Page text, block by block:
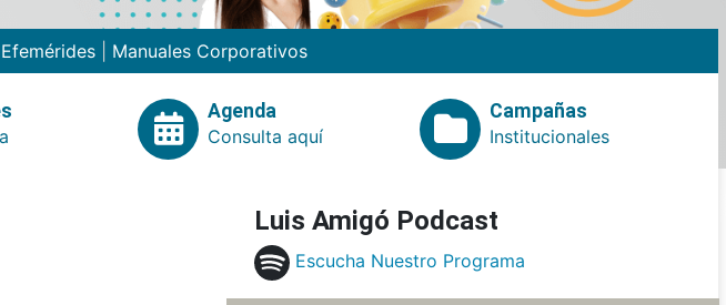
Efemérides Manuales Corporativos
Agenda
Consulta aquí
Campañas
Institucionales
Luis Amigó Podcast
Escucha Nuestro Programa